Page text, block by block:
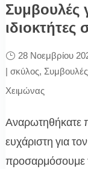
Συμβουλές
28 Νοεμβρίου
| σκύλος,
Χειμώνας
Αναρωτηθήκατε
ευχάριστη για
προσαρμόσουμε